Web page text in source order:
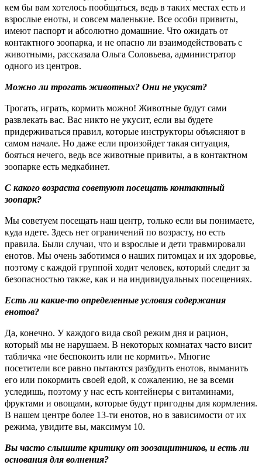
кем бы вам хотелось пообщаться, ведь в таких местах есть и
взрослые еноты, и совсем маленькие. Все особи привиты,
имеют паспорт и абсолютно домашние. Что ожидать от
контактного зоопарка, и не опасно ли взаимодействовать с
животными, рассказала Ольга Соловьева, администратор
одного из центров.
Можно ли трогать животных? Они не укусят?
Трогать, играть, кормить можно! Животные будут сами
развлекать вас. Вас никто не укусит, если вы будете
придерживаться правил, которые инструкторы объясняют в
самом начале. Но даже если произойдет такая ситуация,
бояться нечего, ведь все животные привиты, а в контактном
зоопарке есть медкабинет.
С какого возраста советуют посещать контактный
зоопарк?
Мы советуем посещать наш центр, только если вы понимаете,
куда идете. Здесь нет ограничений по возрасту, но есть
правила. Были случаи, что и взрослые и дети травмировали
енотов. Мы очень заботимся о наших питомцах и их здоровье,
поэтому с каждой группой ходит человек, который следит за
безопасностью также, как и на индивидуальных посещениях.
Есть ли какие-то определенные условия содержания
енотов?
Да, конечно. У каждого вида свой режим дня и рацион,
который мы не нарушаем. В некоторых комнатах часто висит
табличка «не беспокоить или не кормить». Многие
посетители все равно пытаются разбудить енотов, выманить
его или покормить своей едой, к сожалению, не за всеми
уследишь, поэтому у нас есть контейнеры с витаминами,
фруктами и овощами, которые будут пригодны для кормления.
В нашем центре более 13-ти енотов, но в зависимости от их
режима, увидите вы, максимум 10.
Вы часто слышите критику от зоозащитников, и есть ли
основания для волнения?